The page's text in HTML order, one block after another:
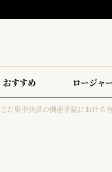
おすすめ ロージャ
た集中決済の倒産手続における